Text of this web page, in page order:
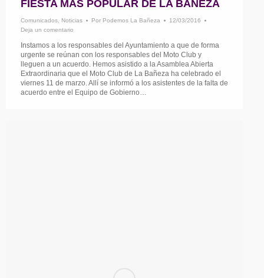
FIESTA MÁS POPULAR DE LA BAÑEZA
Comunicados, Noticias Por Podemos La Bañeza
12/03/2016
Deja un comentario
Instamos a los responsables del Ayuntamiento a que de forma
urgente se reúnan con los responsables del Moto Club y
lleguen a un acuerdo. Hemos asistido a la Asamblea Abierta
Extraordinaria que el Moto Club de La Bañeza ha celebrado el
viernes 11 de marzo. Allí se informó a los asistentes de la falta de
acuerdo entre el Equipo de Gobierno…